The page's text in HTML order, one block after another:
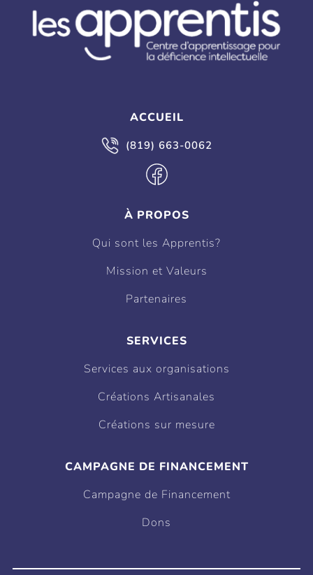
ACCUEIL
(819) 663-0062
À PROPOS
Qui sont les Apprentis?
Mission et Valeurs
Partenaires
SERVICES
Services aux organisations
Créations Artisanales
Créations sur mesure
CAMPAGNE DE FINANCEMENT
Campagne de Financement
Dons